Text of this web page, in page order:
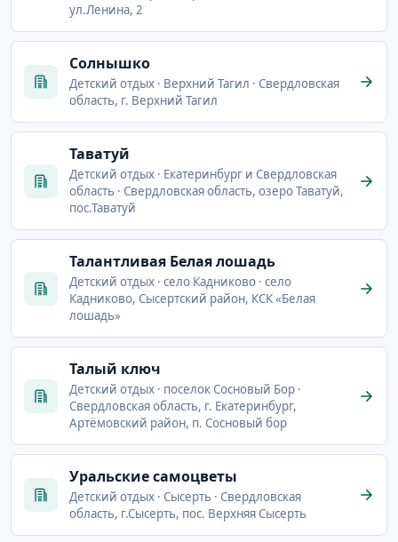
ул.Ленина, 2
Солнышко
Детский отдых · Верхний Тагил · Свердловская
область, г. Верхний Тагил
Таватуй
Детский отдых · Екатеринбург и Свердловская
область · Свердловская область, озеро Таватуй,
пос.Таватуй
Талантливая Белая лошадь
Детский отдых · село Кадниково · село
Кадниково, Сысертский район, КСК «Белая
лошадь»
Талый ключ
Детский отдых · поселок Сосновый Бор ·
Свердловская область, г. Екатеринбург,
Артёмовский район, п. Сосновый бор
Уральские самоцветы
Детский отдых · Сысерть · Свердловская
область, г.Сысерть, пос. Верхняя Сысерть